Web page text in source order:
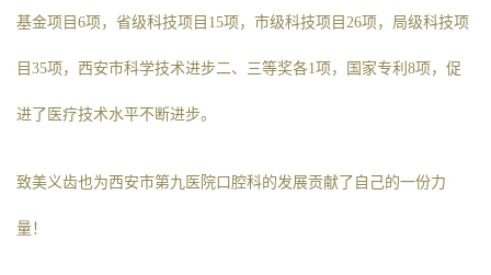
基金项目6项，省级科技项目15项，市级科技项目26项，局级科技项
目35项，西安市科学技术进步二、三等奖各1项，国家专利8项，促
进了医疗技术水平不断进步。
致美义齿也为西安市第九医院口腔科的发展贡献了自己的一份力
量！